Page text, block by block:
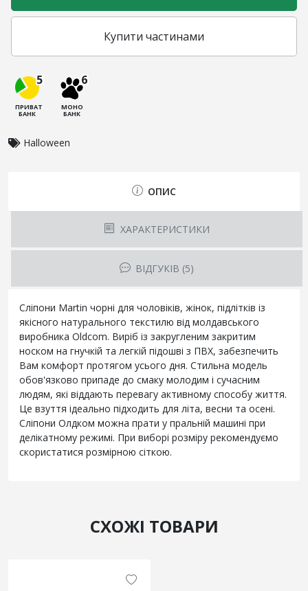
Купити частинами
5
ПРИВАТ
БАНК
6
МОНО
БАНК
Halloween
ОПИС
ХАРАКТЕРИСТИКИ
ВІДГУКІВ (5)
Сліпони Martin чорні для чоловіків, жінок, підлітків із
якісного натурального текстилю від молдавського
виробника Oldcom. Виріб із закругленим закритим
носком на гнучкій та легкій підошві з ПВХ, забезпечить
Вам комфорт протягом усього дня. Стильна модель
обов'язково припаде до смаку молодим і сучасним
людям, які віддають перевагу активному способу життя.
Це взуття ідеально підходить для літа, весни та осені.
Сліпони Олдком можна прати у пральній машині при
делікатному режимі. При виборі розміру рекомендуємо
скористатися розмірною сіткою.
СХОЖІ ТОВАРИ